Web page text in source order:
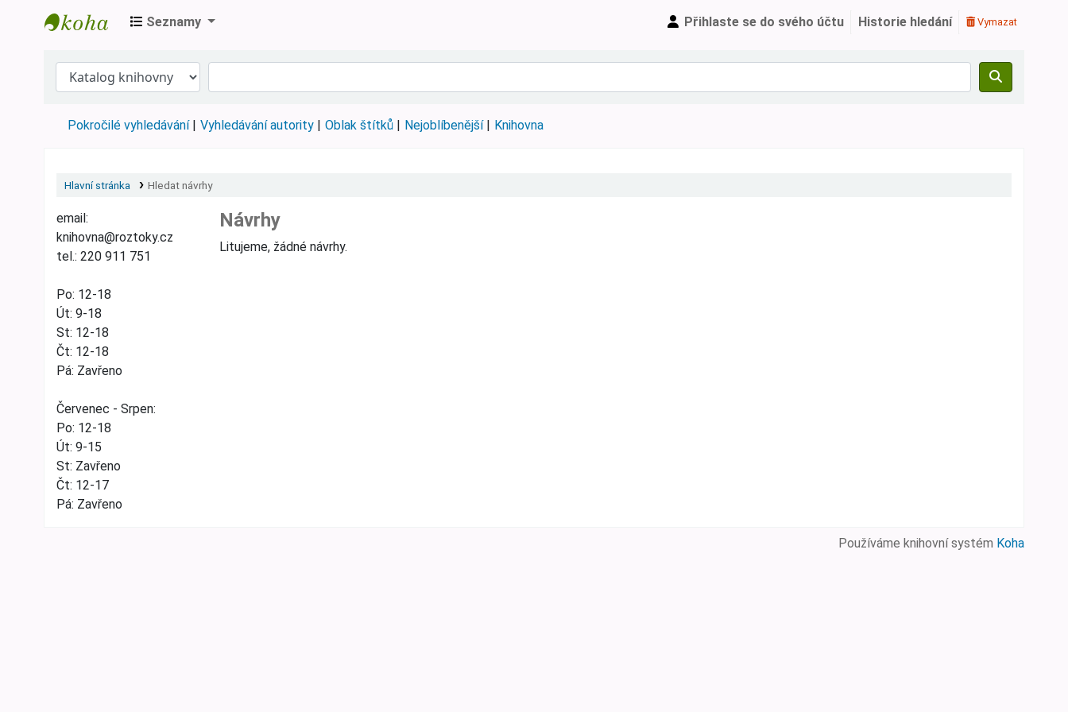
Seznamy Přihlaste se do svého účtu Historie hledání Vymazat
Pokročilé vyhledávání Vyhledávání autority Oblak štítků Nejoblíbenější Knihovna
Hlavní stránka Hledat návrhy
email:
knihovna@roztoky.cz
tel.: 220 911 751
Po: 12-18
Út: 9-18
St: 12-18
Čt: 12-18
Pá: Zavřeno
Červenec - Srpen:
Po: 12-18
Út: 9-15
St: Zavřeno
Čt: 12-17
Pá: Zavřeno
Návrhy
Litujeme, žádné návrhy.
Používáme knihovní systém Koha